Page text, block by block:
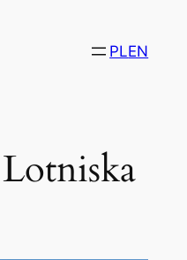
PLEN
Lotniska